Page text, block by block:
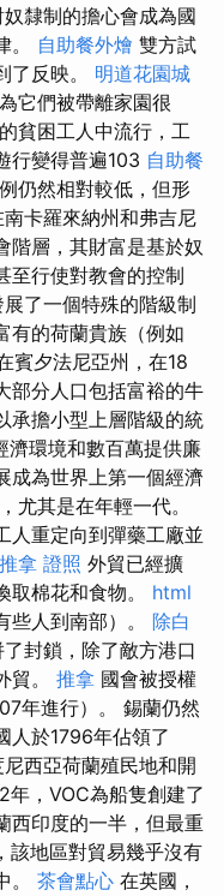
隸制的擔心會成為國
。 自助餐外燴 雙方試
了反映。 明道花園城
它們被帶離家園很
貧困工人中流行，工
行變得普遍103 自助餐
仍然相對較低，但形
南卡羅來納州和弗吉尼
階層，其財富是基於奴
至行使對教會的控制
了一個特殊的階級制
有的荷蘭貴族（例如
賓夕法尼亞州，在18
部分人口包括富裕的牛
承擔小型上層階級的統
濟環境和數百萬提供廉
成為世界上第一個經濟
尤其是在年輕一代。
人重定向到彈藥工廠並
推拿 證照 外貿已經擴
取棉花和食物。 html
些人到南部）。 除白
封鎖，除了敵方港口
貿。 推拿 國會被授權
年進行）。 錫蘭仍然
人於1796年佔領了
西亞荷蘭殖民地和開
年，VOC為船隻創建了
西印度的一半，但最重
該地區對貿易幾乎沒有
。 茶會點心 在英國，